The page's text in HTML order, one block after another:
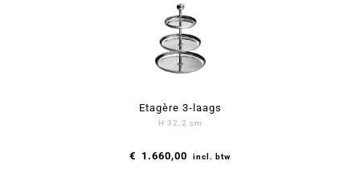
Etagère 3-laags
H 32.2 cm
€ 1.660,00 incl. btw